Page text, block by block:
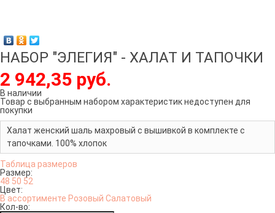
НАБОР "ЭЛЕГИЯ" - ХАЛАТ И ТАПОЧКИ
2 942,35 руб.
В наличии
Товар с выбранным набором характеристик недоступен для
покупки
Халат женский шаль махровый с вышивкой в комплекте с
тапочками. 100% хлопок
Таблица размеров
Размер:
48 50 52
Цвет:
В ассортименте Розовый Салатовый
Кол-во: